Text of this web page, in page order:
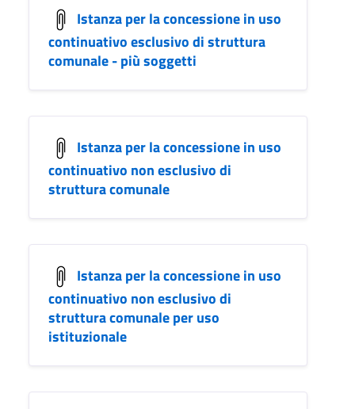
Istanza per la concessione in uso
continuativo esclusivo di struttura
comunale - più soggetti
Istanza per la concessione in uso
continuativo non esclusivo di
struttura comunale
Istanza per la concessione in uso
continuativo non esclusivo di
struttura comunale per uso
istituzionale